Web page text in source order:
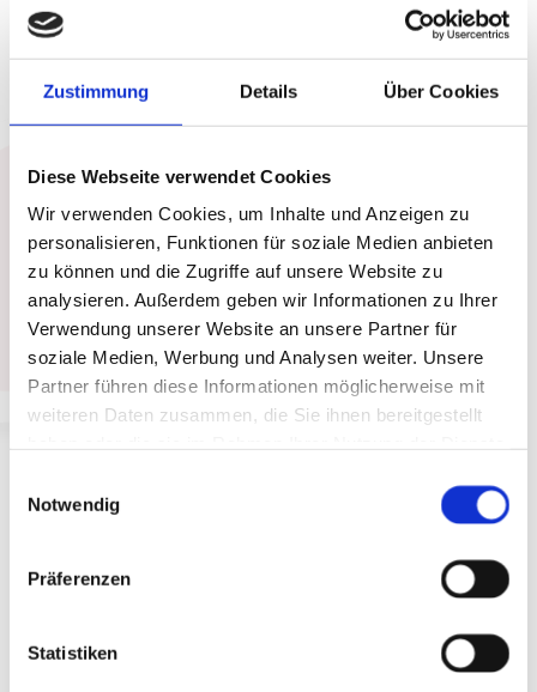
Zustimmung Details Über Cookies
Diese Webseite verwendet Cookies
Wir verwenden Cookies, um Inhalte und Anzeigen zu
personalisieren, Funktionen für soziale Medien anbieten
zu können und die Zugriffe auf unsere Website zu
analysieren. Außerdem geben wir Informationen zu Ihrer
Verwendung unserer Website an unsere Partner für
soziale Medien, Werbung und Analysen weiter. Unsere
Partner führen diese Informationen möglicherweise mit
weiteren Daten zusammen, die Sie ihnen bereitgestellt
Notwendig
Präferenzen
Statistiken
Aufgrund der hohen Reichweite veröffentlichen wir
aufgefundene Tiere auf der Fundtier-Übersicht auf
unserer Facebook-Seite. Wenn Sie ein Tier vermissen,
schauen Sie bitte dort vorbei, ein eigener Facebook-
wiedererkennen, melden Sie sich bitte im Tierheim unter
0 5321-400 44.
Darüber hinaus gibt es bei Facebook öffentliche
Gruppen, in denen nach vermissten Tieren gesucht
wird, z.B.:
Vermisste Tiere Goslar
Vermisste und gefundene Tiere im Harz
Tierregisters Tasso e.V.
können Sie die aktuellen Suchmeldungen - sortiert nach
Tierart und Postleitzahlen-Gebiet - durchstöbern.